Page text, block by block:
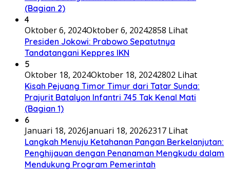
(Bagian 2)
4
Oktober 6, 2024Oktober 6, 20242858 Lihat
Presiden Jokowi: Prabowo Sepatutnya
Tandatangani Keppres IKN
5
Oktober 18, 2024Oktober 18, 20242802 Lihat
Kisah Pejuang Timor Timur dari Tatar Sunda:
Prajurit Batalyon Infantri 745 Tak Kenal Mati
(Bagian 1)
6
Januari 18, 2026Januari 18, 20262317 Lihat
Langkah Menuju Ketahanan Pangan Berkelanjutan:
Penghijauan dengan Penanaman Mengkudu dalam
Mendukung Program Pemerintah